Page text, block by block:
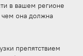
в вашем регионе
чем она должна
препятствием